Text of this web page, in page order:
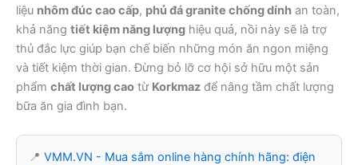
liệu nhôm đúc cao cấp, phủ đá granite chống dính an toàn,
khả năng tiết kiệm năng lượng hiệu quả, nồi này sẽ là trợ
thủ đắc lực giúp bạn chế biến những món ăn ngon miệng
và tiết kiệm thời gian. Đừng bỏ lỡ cơ hội sở hữu một sản
phẩm chất lượng cao từ Korkmaz để nâng tầm chất lượng
bữa ăn gia đình bạn.
📍 VMM.VN - Mua sắm online hàng chính hãng: điện